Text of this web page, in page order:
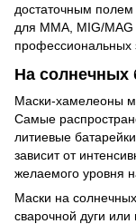
достаточным полем
для MMA, MIG/
профессиональных
На солнечных
Маски-хамелеоны
Самые
литиевые
зависит от
желаемого уровня
Маски на
сварочной дуги